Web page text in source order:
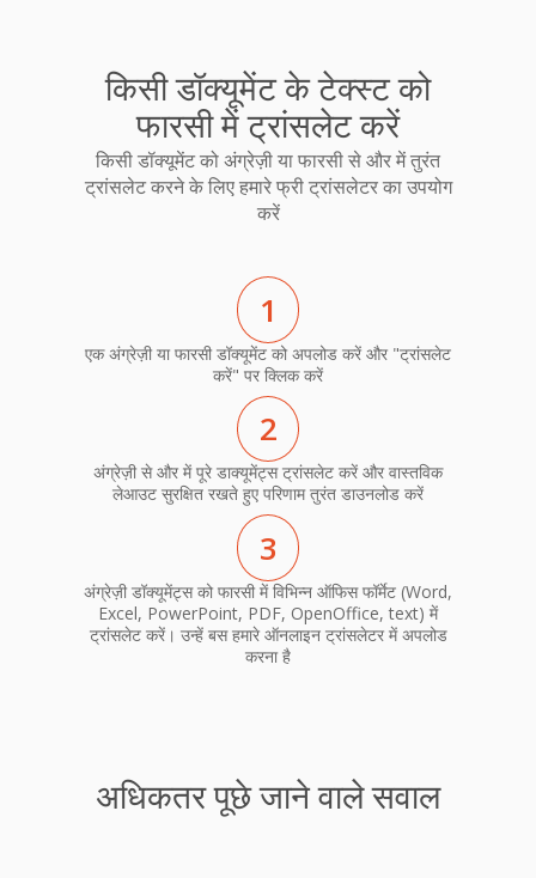
किसी डॉक्यूमेंट के टेक्स्ट को
फारसी में ट्रांसलेट करें
किसी डॉक्यूमेंट को अंग्रेज़ी या फारसी से और में तुरंत
ट्रांसलेट करने के लिए हमारे फ्री ट्रांसलेटर का उपयोग
करें
1
एक अंग्रेज़ी या फारसी डॉक्यूमेंट को अपलोड करें और "ट्रांसलेट
करें" पर क्लिक करें
2
अंग्रेज़ी से और में पूरे डाक्यूमेंट्स ट्रांसलेट करें और वास्तविक
लेआउट सुरक्षित रखते हुए परिणाम तुरंत डाउनलोड करें
3
अंग्रेज़ी डॉक्यूमेंट्स को फारसी में विभिन्न ऑफिस फॉर्मेट (Word,
Excel, PowerPoint, PDF, OpenOffice, text) में
ट्रांसलेट करें। उन्हें बस हमारे ऑनलाइन ट्रांसलेटर में अपलोड
करना है
अधिकतर पूछे जाने वाले सवाल